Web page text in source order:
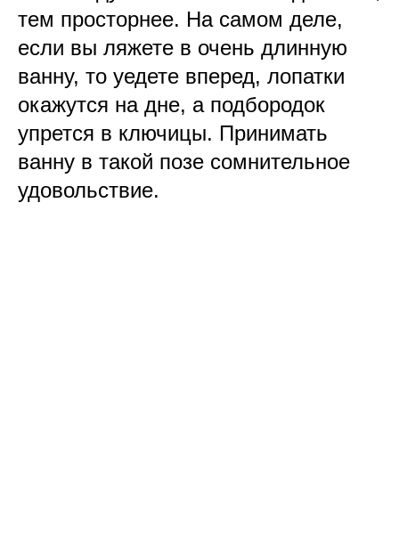
тем просторнее. На самом деле,
если вы ляжете в очень длинную
ванну, то уедете вперед, лопатки
окажутся на дне, а подбородок
упрется в ключицы. Принимать
ванну в такой позе сомнительное
удовольствие.